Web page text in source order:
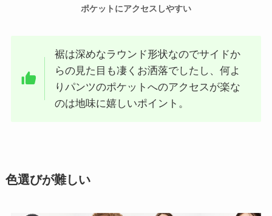
ポケットにアクセスしやすい
裾は深めなラウンド形状なのでサイドか
らの見た目も凄くお洒落でしたし、何よ
りパンツのポケットへのアクセスが楽な
のは地味に嬉しいポイント。
色選びが難しい